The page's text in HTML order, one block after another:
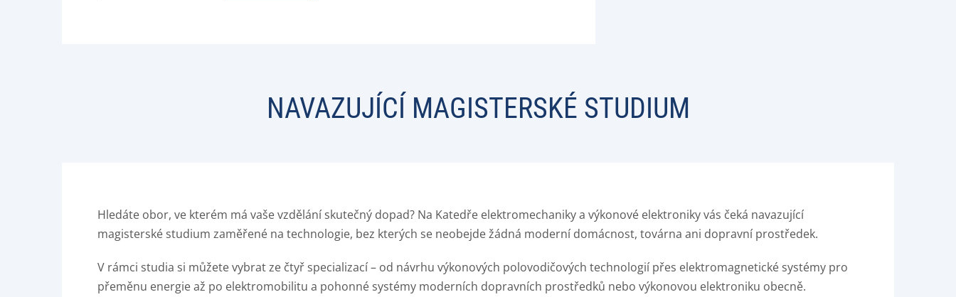
NAVAZUJÍCÍ MAGISTERSKÉ STUDIUM
Hledáte obor, ve kterém má vaše vzdělání skutečný dopad? Na Katedře elektromechaniky a výkonové elektroniky vás čeká navazující
magisterské studium zaměřené na technologie, bez kterých se neobejde žádná moderní domácnost, továrna ani dopravní prostředek.
V rámci studia si můžete vybrat ze čtyř specializací – od návrhu výkonových polovodičových technologií přes elektromagnetické systémy pro
přeměnu energie až po elektromobilitu a pohonné systémy moderních dopravních prostředků nebo výkonovou elektroniku obecně.